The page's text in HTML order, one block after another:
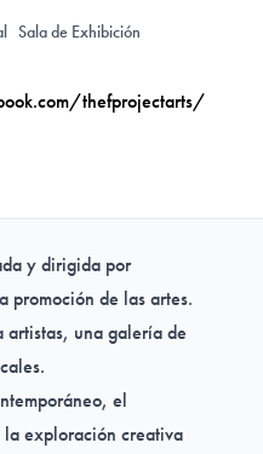
Sala de Exhibición
thefprojectarts/
y dirigida por
de las artes.
artistas, una galería de
el
exploración creativa